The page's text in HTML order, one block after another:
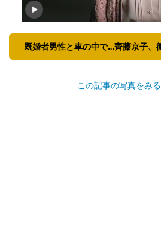
既婚者男性と車の中で…齊藤京子、
この記事の写真をみる